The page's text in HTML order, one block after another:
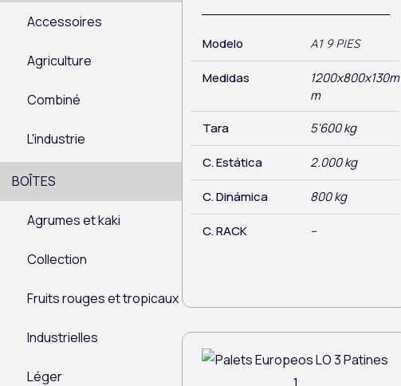
Accessoires
Agriculture
Combiné
L'industrie
BOÎTES
Agrumes et kaki
Collection
Fruits rouges et tropicaux
Industrielles
Léger
Modelo A1 9 PIES
Medidas
1200x800x130m
m
Tara
5'600 kg
C. Estática 2.000 kg
C. Dinámica 800 kg
C. RACK –